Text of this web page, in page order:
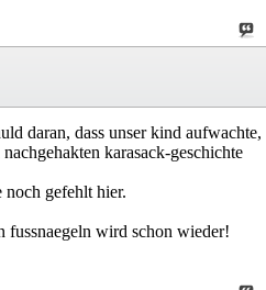
daran, dass unser kind aufwachte,
karasack-geschichte
noch gefehlt hier.
fussnaegeln wird schon wieder!